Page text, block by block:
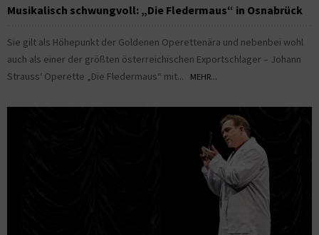
Musikalisch schwungvoll: „Die Fledermaus“ in Osnabrück
Sie gilt als Höhepunkt der Goldenen Operettenära und nebenbei wohl
auch als einer der größten österreichischen Exportschlager – Johann
Strauss‘ Operette „Die Fledermaus“ mit...
MEHR...